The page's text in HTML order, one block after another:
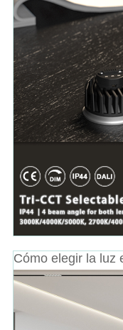
Cómo elegir la luz